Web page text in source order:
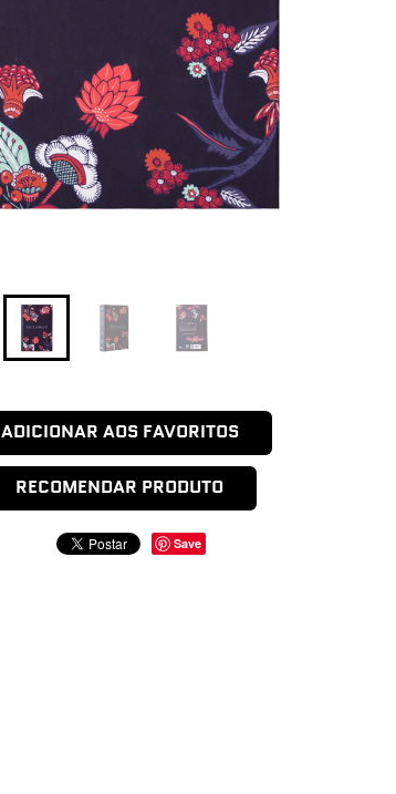
ADICIONAR AOS FAVORITOS
RECOMENDAR PRODUTO
Save